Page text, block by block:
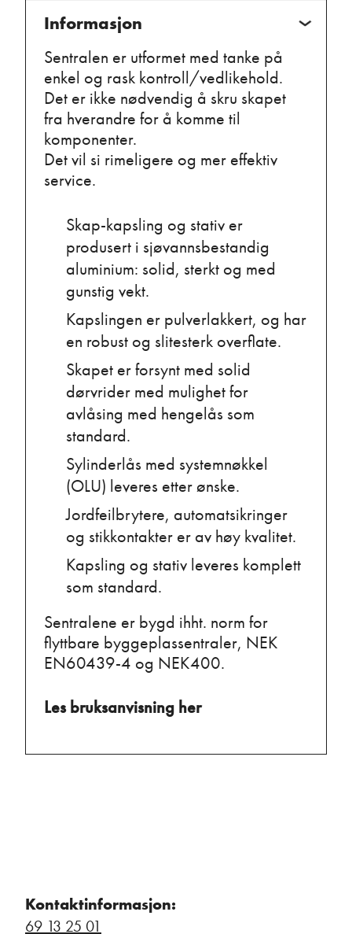
Informasjon
Sentralen er utformet med tanke på
enkel og rask kontroll/vedlikehold.
Det er ikke nødvendig å skru skapet
fra hverandre for å komme til
komponenter.
Det vil si rimeligere og mer effektiv
service.
Skap-kapsling og stativ er
produsert i sjøvannsbestandig
aluminium: solid, sterkt og med
gunstig vekt.
Kapslingen er pulverlakkert, og har
en robust og slitesterk overflate.
Skapet er forsynt med solid
dørvrider med mulighet for
avlåsing med hengelås som
standard.
Sylinderlås med systemnøkkel
(OLU) leveres etter ønske.
Jordfeilbrytere, automatsikringer
og stikkontakter er av høy kvalitet.
Kapsling og stativ leveres komplett
som standard.
Sentralene er bygd ihht. norm for
flyttbare byggeplassentraler, NEK
EN60439-4 og NEK400.
Les bruksanvisning her
Kontaktinformasjon:
69 13 25 01